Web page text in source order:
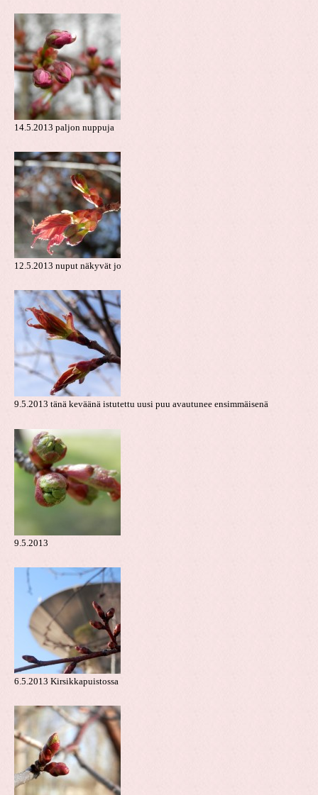
14.5.2013 paljon nuppuja
12.5.2013 nuput näkyvät jo
9.5.2013 tänä keväänä istutettu uusi puu avautunee ensimmäisenä
9.5.2013
6.5.2013 Kirsikkapuistossa